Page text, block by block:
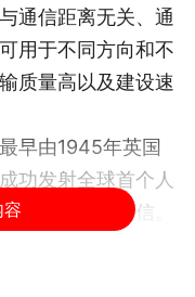
通信距离无关、通
用于不同方向和不
质量高以及建设速
早由1945年英国
功发射全球首个人
实现了卫星通信。
。